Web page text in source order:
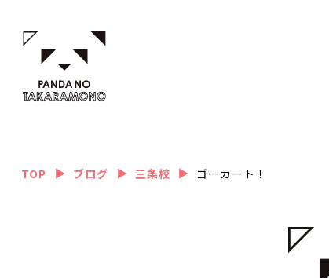
TOP ▲ ブログ ▲ 三条校 ▲ ゴーカート！